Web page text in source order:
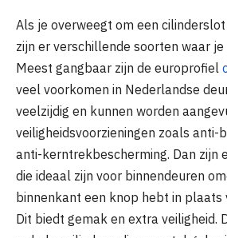
Als je overweegt om een
zijn er verschillende soorten waar
Meest gangbaar zijn de europrofiel
veel voorkomen in Nederlandse
veelzijdig en kunnen worden
veiligheidsvoorzieningen zoals anti-
anti-kerntrekbescherming. Dan zijn
die ideaal zijn voor binnendeuren
binnenkant een knop hebt in plaats
Dit biedt gemak en extra veiligheid.